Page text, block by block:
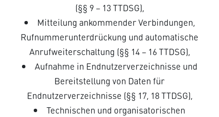
(§§ 9 – 13 TTDSG),
Mitteilung ankommender Verbindungen,
Rufnummerunterdrückung und automatische
Anrufweiterschaltung (§§ 14 – 16 TTDSG),
Aufnahme in Endnutzerverzeichnisse und
Bereitstellung von Daten für
Endnutzerverzeichnisse (§§ 17, 18 TTDSG),
Technischen und organisatorischen